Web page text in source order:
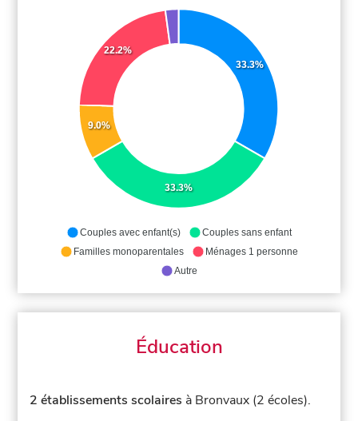
33.3%
33.3%
9.0%
22.2%
Couples avec enfant(s)
Couples sans enfant
Familles monoparentales
Ménages 1 personne
Autre
Éducation
2 établissements scolaires à Bronvaux (2 écoles).